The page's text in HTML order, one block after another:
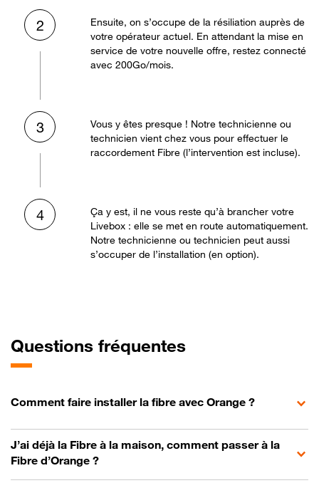
2
Ensuite, on s’occupe de la résiliation auprès de
votre opérateur actuel. En attendant la mise en
service de votre nouvelle offre, restez connecté
avec 200Go/mois.
3
Vous y êtes presque ! Notre technicienne ou
technicien vient chez vous pour effectuer le
raccordement Fibre (l’intervention est incluse).
4
Ça y est, il ne vous reste qu’à brancher votre
Livebox : elle se met en route automatiquement.
Notre technicienne ou technicien peut aussi
s’occuper de l’installation (en option).
Questions fréquentes
Comment faire installer la fibre avec Orange ?
J’ai déjà la Fibre à la maison, comment passer à la
Fibre d’Orange ?